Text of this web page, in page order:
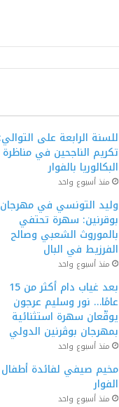
للسنة الرابعة على التوالي:
تكريم الناجحين في مناظرة
البكالوريا بالفوار
منذ أسبوع واحد
وليد التونسي في مهرجان
بوقرنين: سهرة تحتفي
بالموروث الشعبي وصالح
الفرزيط في البال
منذ أسبوع واحد
بعد غياب دام أكثر من 15
عامًا… نور وسليم عرجون
يوقّعان سهرة استثنائية
بمهرجان بوڨرنين الدولي
منذ أسبوع واحد
مخيم صيفي لفائدة أطفال
الفوار
منذ أسبوع واحد